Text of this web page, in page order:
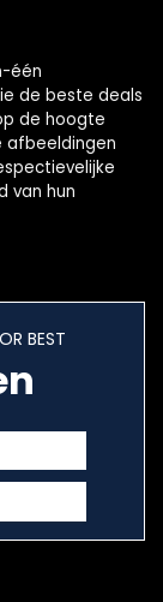
één
de beste deals
de hoogte
afbeeldingen
van hun
BEST